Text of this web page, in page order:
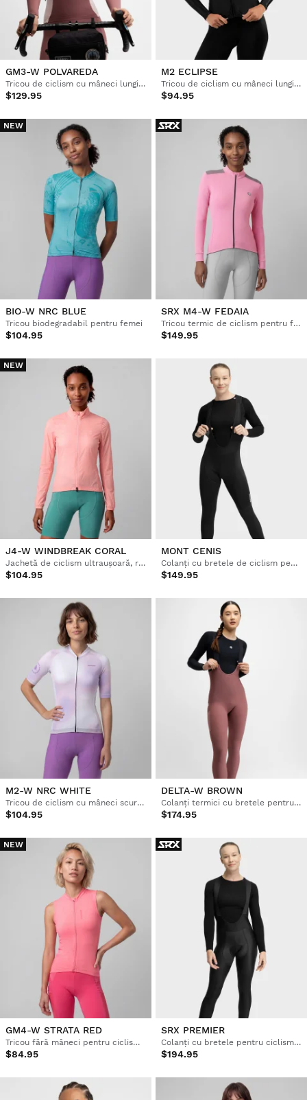
GM3-W POLVAREDA
Tricou de ciclism cu mâneci lungi pentru femei
$129.95
M2 ECLIPSE
Tricou de ciclism cu mâneci lungi pentru femei
$94.95
NEW
BIO-W NRC BLUE
Tricou biodegradabil pentru femei
$104.95
SRX M4-W FEDAIA
Tricou termic de ciclism pentru femei
$149.95
NEW
J4-W WINDBREAK CORAL
Jachetă de ciclism ultraușoară, rezistentă la vânt, pentru femei
$104.95
MONT CENIS
Colanți cu bretele de ciclism pentru femei
$149.95
M2-W NRC WHITE
Tricou de ciclism cu mâneci scurte pentru femei
$104.95
DELTA-W BROWN
Colanți termici cu bretele pentru ciclism pe pietriș pentru femei
$174.95
NEW
GM4-W STRATA RED
Tricou fără mâneci pentru ciclism pe pietriș pentru femei
$84.95
SRX PREMIER
Colanți cu bretele pentru ciclism pentru femei
$194.95